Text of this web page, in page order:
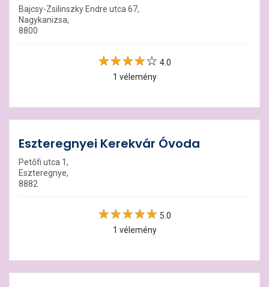
Bajcsy-Zsilinszky Endre utca 67,
Nagykanizsa,
8800
4.0
1 vélemény
Eszteregnyei Kerekvár Óvoda
Petőfi utca 1,
Eszteregnye,
8882
5.0
1 vélemény